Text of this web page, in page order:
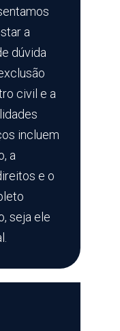
a
dúvida
civil e a
incluem
a
e o
seja ele